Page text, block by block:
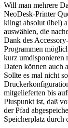
Will man mehrere
NeoDesk-Printer
klingt absolut übel)
auswählen, die
Dank des
Programmen
kurz umdisponieren
Daten können auch
Sollte es mal nicht
mitgelieferten bis
Pluspunkt ist, daß
der Pfad
Speicherplatz durch